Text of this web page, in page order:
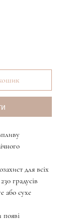
для всіх
градусів
або сухе
появі